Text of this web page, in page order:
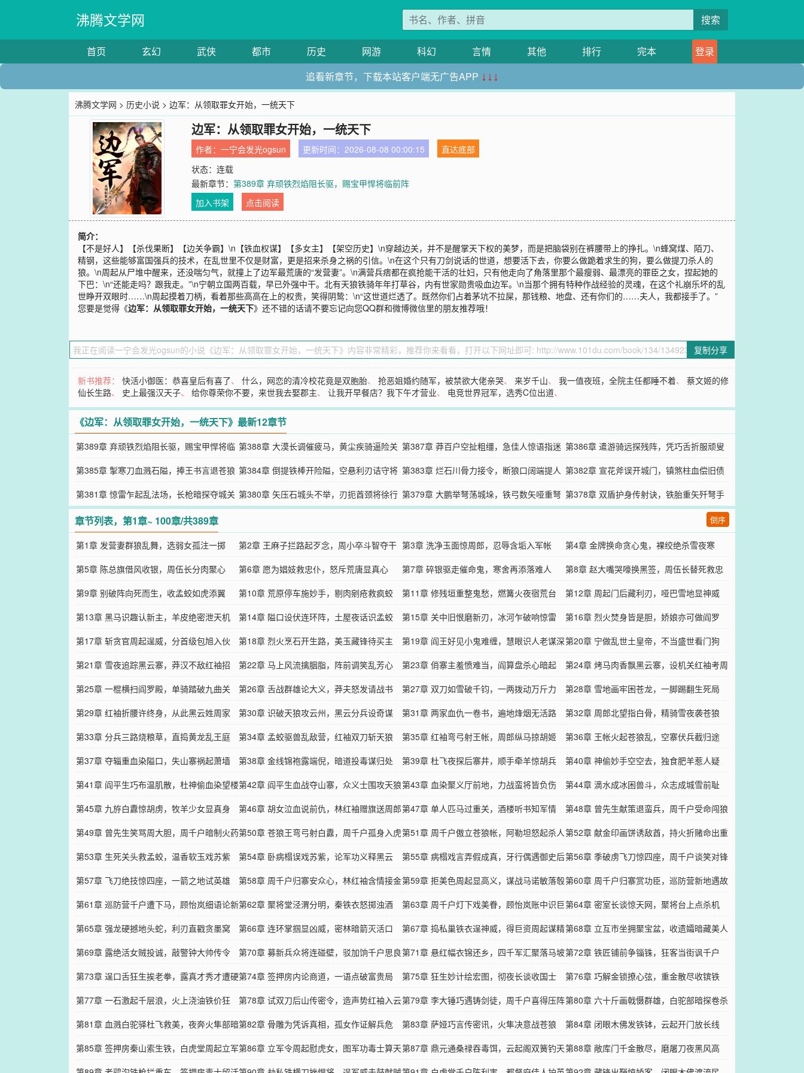
沸腾文学网 搜索
首页 玄幻 武侠 都市 历史 网游 科幻 言情 其他 排行 完本
登录
追看新章节，下载本站客户端无广告APP ↓↓↓
沸腾文学网 > 历史小说 > 边军：从领取罪女开始，一统天下
边军：从领取罪女开始，一统天下
作者：一宁会发光ogsun 更新时间：2026-08-08 00:00:15
直达底部
状态：连载
最新章节：第389章 弃顽铁烈焰阻长驱，赐宝甲悍将临前阵
加入书架
点击阅读
简介：
【不是好人】【杀伐果断】【边关争霸】\n【铁血权谋】【多女主】【架空历史】\n穿越边关，并不是醒掌天下权的美梦，而是把脑袋别在裤腰带上的挣扎。\n蜂窝煤、陌刀、
精钢，这些能够富国强兵的技术，在乱世里不仅是财富，更是招来杀身之祸的引信。\n在这个只有刀剑说话的世道，想要活下去，你要么做跪着求生的狗，要么做提刀杀人的
狼。\n周起从尸堆中醒来，还没喘匀气，就撞上了边军最荒唐的“发营妻”。\n满营兵痞都在疯抢能干活的壮妇，只有他走向了角落里那个最瘦弱、最漂亮的罪臣之女，捏起她的
下巴：\n“还能走吗？跟我走。”\n宁朝立国两百载，早已外强中干。北有天狼铁骑年年打草谷，内有世家勋贵吸血边军。\n当那个拥有特种作战经验的灵魂，在这个礼崩乐坏的乱
世睁开双眼时……\n周起摸着刀柄，看着那些高高在上的权贵，笑得阴鸷：\n“这世道烂透了。既然你们占着茅坑不拉屎，那钱粮、地盘、还有你们的……夫人，我都接手了。”
您要是觉得《边军：从领取罪女开始，一统天下》还不错的话请不要忘记向您QQ群和微博微信里的朋友推荐哦！
复制分享
新书推荐：快活小御医：恭喜皇后有喜了、什么，网恋的清冷校花竟是双胞胎、抢恶姐婚约随军，被禁欲大佬亲哭、来岁千山、我一值夜班，全院主任都睡不着、蔡文姬的修
仙长生路、 史上最强汉天子、给你尊荣你不要，来世我去娶郡主、让我开早餐店？我下午才营业、 电竞世界冠军，选秀C位出道、
《边军：从领取罪女开始，一统天下》最新12章节
第389章 弃顽铁烈焰阻长驱，赐宝甲悍将临
前阵
第388章 大漠长调催疲马，黄尘疾骑逼险关 第387章 莽百户空扯粗缰，急佳人惊语指迷 第386章 遣游骑远探残阵，凭巧舌折服顽叟
第385章 掣寒刀血溅石隘，捧王书言退苍狼 第384章 倒提铁棒开险隘，空悬利刃诘守将 第383章 烂石川骨力接令，断狼口阔端提人 第382章 宣花斧误开城门，镇煞柱血偿旧债
第381章 惊雷乍起乱法场，长枪暗探夺城关 第380章 矢压石城头不举，刃扼酋颈将徐行 第379章 大鹏举弩荡城垛，铁弓数矢哑重弩 第378章 双盾护身传射诀，铁胎重矢歼弩手
章节列表，第1章~ 100章/共389章 倒序
第1章 发营妻群狼乱舞，选弱女孤注一掷
第2章 王麻子拦路起歹念，周小卒斗智夺干
粮
第3章 洗净玉面惊周郎，忍辱含垢入军帐
第4章 金牌换命贪心鬼，裸绞绝杀雪夜寒
第5章 陈总旗借风收银，周伍长分肉聚心
第6章 愿为娼妓救忠仆，怒斥荒唐显真心 第7章 碎银驱走催命鬼，寒舍再添落难人
第8章 赵大嘴哭嚎换黑签，周伍长替死救忠
仆
第9章 别破阵向死而生，收孟蛟如虎添翼 第10章 荒原停车施妙手，剔肉剜疮救疯蛟 第11章 修残垣重整鬼愁，燃篝火夜宿荒台
第12章 周起门后藏利刃，哑巴雪地显神威
第13章 黑马识趣认新主，羊皮绝密泄天机
第14章 隘口设伏连环阵，土屋夜话识孟蛟 第15章 关中旧恨磨新刃，冰河乍破响惊雷
第16章 烈火焚身皆是胆，娇娘亦可做阎罗
第17章 斩贪官周起逞威，分首级包旭入伙
第18章 烈火烹石开生路，美玉藏锋待买主
第19章 阎王好见小鬼难缠，慧眼识人老谋深
算
第20章 宁做乱世土皇帝，不当盛世看门狗
第21章 雪夜追踪黑云寨，莽汉不敌红袖招
第22章 马上风流擒胭脂，阵前调笑乱芳心 第23章 俏寨主羞愤难当，阎算盘杀心暗起
第24章 烤马肉香飘黑云寨，设机关红袖考周
郎
第25章 一棍横扫阎罗殿，单骑踏破九曲关 第26章 舌战群雄论大义，莽夫怒发请战书 第27章 双刀如雪破千钧，一两拨动万斤力
第28章 雪地画牢困苍龙，一脚踢翻生死局
第29章 红袖折腰许终身，从此黑云姓周家
第30章 识破天狼攻云州，黑云分兵设奇谋 第31章 两家血仇一卷书，遍地烽烟无活路
第32章 周郎北望指白骨，精骑雪夜袭苍狼
第33章 分兵三路烧粮草，直捣黄龙乱王庭
第34章 孟蛟驱兽乱敌营，红袖双刀斩天狼 第35章 红袖弯弓射王帐，周郎纵马掠胡姬
第36章 王帐火起苍狼乱，空寨伏兵截归途
第37章 夺辎重血染隘口，失山寨祸起萧墙
第38章 金线锦袍露端倪，暗道投毒谋归处 第39章 杜飞夜探后寨井，顺手牵羊惊胡兵
第40章 神偷妙手空空去，独食肥羊惹人疑
第41章 阎平生巧布温肌散，杜神偷血染望楼
台
第42章 阎平生血战夺山寨，众义士围攻天狼
人
第43章 血染聚义厅前地，力战蛮将皆负伤
第44章 滴水成冰困兽斗，众志成城雪前耻
第45章 九斿白纛惊胡虏，牧羊少女显真身
第46章 胡女泣血说前仇，林红袖赠旗送周郎第47章 单人匹马过重关，酒楼听书知军情
第48章 曾先生献策退蛮兵，周千户受命闯狼
穴
第49章 曾先生笑骂周大胆，周千户暗制火药
包
第50章 苍狼王弯弓射白纛，周千户孤身入虎
穴
第51章 周千户傲立苍狼帐，阿勒坦怒起杀人
心
第52章 献金印画饼诱敌酋，持火折赌命出重
围
第53章 生死关头救孟蛟，温香软玉戏苏紫 第54章 卧病榻误戏苏紫，论军功义释黑云
第55章 病榻戏言弄假成真，牙行偶遇御史后
人
第56章 季破虏飞刀惊四座，周千户谈笑对锋
芒
第57章 飞刀绝技惊四座，一箭之地试英雄
第58章 周千户归寨安众心，林红袖含情接金
环
第59章 拒美色周起显高义，谋战马诺敏落彀
中
第60章 周千户归寨赏功臣，巡防营新地遇故
人
第61章 巡防营千户遭下马，顾怡岚细语论新
规
第62章 聚将堂泾渭分明，秦铁衣怒掷浊酒
第63章 周千户灯下戏美眷，顾怡岚账中识巨
贪
第64章 密室长谈惊天网，聚将台上点杀机
第65章 强龙硬撼地头蛇，利刃直戳贪墨窝
第66章 连环掌掴显凶威，密林暗箭灭活口
第67章 捣私巢铁衣逞神威，得巨资周起谋精
兵
第68章 立互市坐拥聚宝盆，收遗孀暗藏美人
计
第69章 露绝活女贼投诚，敲警钟大帅传令
第70章 募新兵众将连碰壁，驳加饷千户思良
谋
第71章 悬红幅衣锦还乡，四千军汇聚落马坡第72章 铁匠铺前争锱铢，狂客当街讽千户
第73章 逞口舌狂生挨老拳，露真才秀才遭硬
绑
第74章 签押房内论商道，一语点破富贵局 第75章 狂生妙计绘宏图，彻夜长谈收国士
第76章 巧解金锁撩心弦，重金散尽收镔铁
第77章 一石激起千层浪，火上浇油铁价狂
第78章 试双刀后山传密令，造声势红袖入云
州
第79章 李大锤巧遇铸剑徒，周千户喜得压阵
宝
第80章 六十斤画戟慑群雄，白驼部暗探卷杀
机
第81章 血溅白驼驿杜飞救美，夜奔火隼部暗
探进言
第82章 骨雕为凭诉真相，孤女作证解兵危 第83章 萨娅巧言传密讯，火隼决意战苍狼
第84章 闭眼木佛发铁钵，云起开门放长线
第85章 签押房秦山索生铁，白虎堂周起立军第86章 立军令周起慰虎女，图军功毒士算天第87章 鼎元通桑禄吞毒饵，云起阁双簧钓天第88章 敞库门千金散尽，磨屠刀夜黑风高